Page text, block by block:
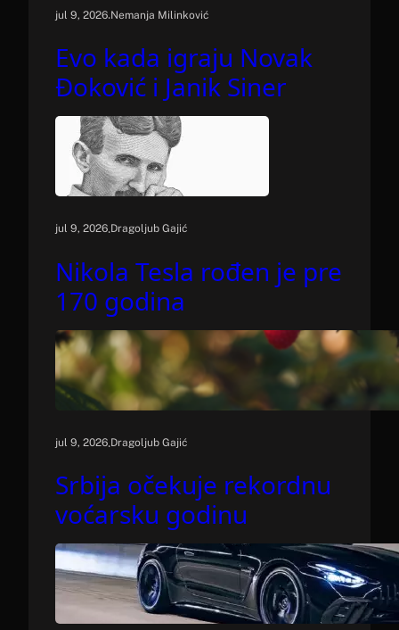
jul 9, 2026.Nemanja Milinković
Evo kada igraju Novak
Đoković i Janik Siner
jul 9, 2026.Dragoljub Gajić
Nikola Tesla rođen je pre
170 godina
jul 9, 2026.Dragoljub Gajić
Srbija očekuje rekordnu
voćarsku godinu